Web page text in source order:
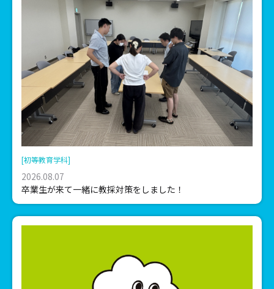
[初等教育学科]
2026.08.07
卒業生が来て一緒に教採対策をしました！